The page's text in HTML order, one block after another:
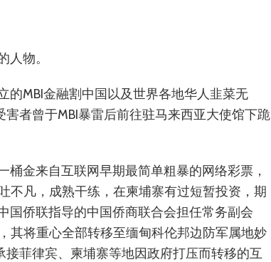
物。
的MBI金融割中国以及世界各地华人韭菜无
者曾于MBI暴雷后前往驻马来西亚大使馆下跪
金来自互联网早期最简单粗暴的网络彩票，
不凡，成熟干练，在柬埔寨有过短暂投资，期
国侨联指导的中国侨商联合会担任常务副会
其将重心全部转移至缅甸科伦邦边防军属地妙
菲律宾、柬埔寨等地因政府打压而转移的互